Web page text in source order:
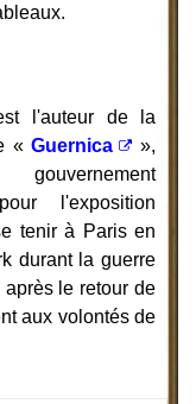
l'auteur de la
«Guernica
»,
l'exposition
tenir à Paris en
durant la guerre
le retour de
aux volontés de